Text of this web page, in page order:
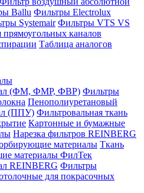
Ballu Фильтры Electrolux
Systemair Фильтры VTS VS
каналов
Таблица аналогов
(ФМ, ФМР, ФВР) Фильтры
Пенополиуретановый
(ППУ) Фильтровальная ткань
Картонные и бумажные
Нарезка фильтров REINBERG
материалы Ткань
материалы ФилТек
REINBERG Фильтры
для покрасочных